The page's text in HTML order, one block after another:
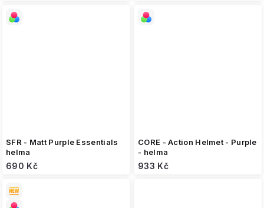
SFR - Matt Purple Essentials
helma
690 Kč
CORE - Action Helmet - Purple
- helma
933 Kč